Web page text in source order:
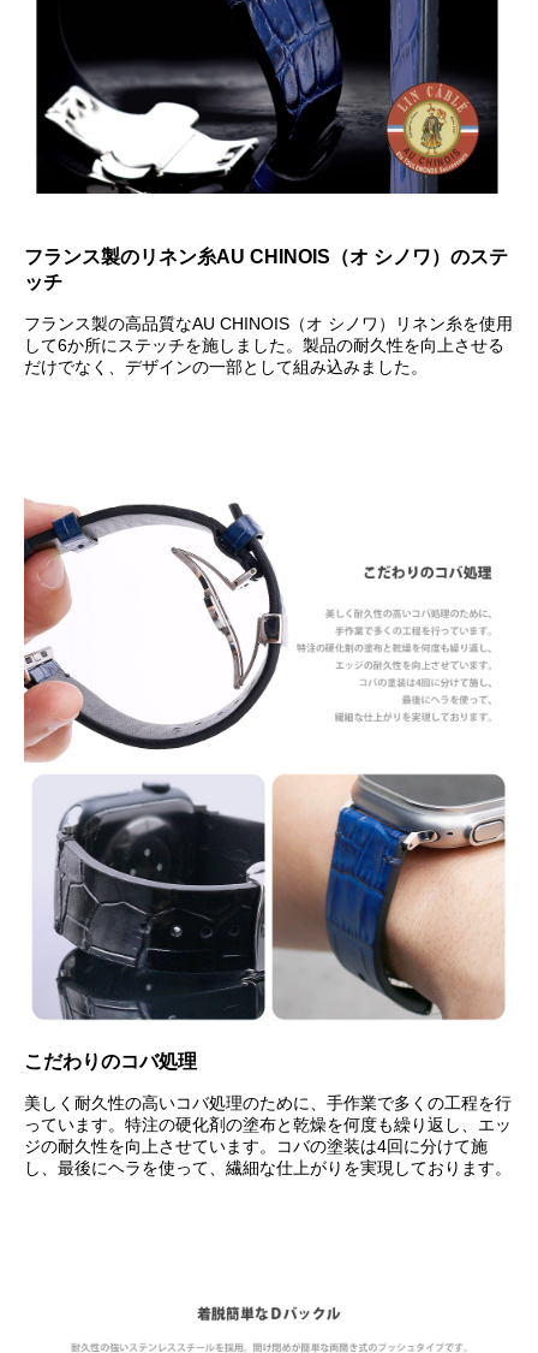
フランス製のリネン糸AU CHINOIS（オ シノワ）のステ
ッチ
フランス製の高品質なAU CHINOIS（オ シノワ）リネン糸を使用
して6か所にステッチを施しました。製品の耐久性を向上させる
だけでなく、デザインの一部として組み込みました。
こだわりのコバ処理
美しく耐久性の高いコバ処理のために、手作業で多くの工程を行
っています。特注の硬化剤の塗布と乾燥を何度も繰り返し、エッ
ジの耐久性を向上させています。コバの塗装は4回に分けて施
し、最後にヘラを使って、繊細な仕上がりを実現しております。